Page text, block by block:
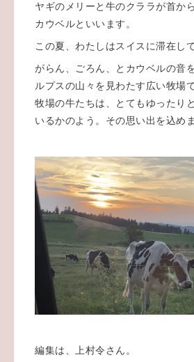
ヤギのメリーと牛のクララが首か
カウベルといいます。
この夏、わたしはスイスに滞在し
がらん、ごろん、とカウベルの音
ルプスの山々を見わたす広い牧場
牧場の牛たちは、とてもゆったり
いるかのよう。その思い出を込めま
編集は、上村令さん。